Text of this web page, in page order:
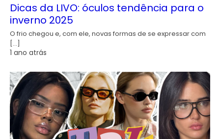
Dicas da LIVO: óculos tendência para o
inverno 2025
O frio chegou e, com ele, novas formas de se expressar com
[…]
1 ano atrás